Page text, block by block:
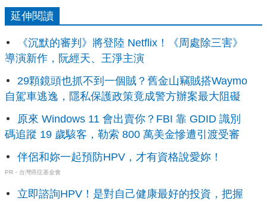
延伸閱讀
《沉默的審判》將登陸 Netflix！《周處除三害》
導演新作，阮經天、王淨主演
29顆鏡頭也抓不到一個賊？舊金山竊賊搭Waymo
自駕車逃逸，隱私保護政策竟成警方辦案最大阻礙
原來 Windows 11 會出賣你？FBI 靠 GDID 識別
碼追蹤 19 歲駭客，勒索 800 萬美金慘遭引渡受審
伴侶和妳一起預防HPV，才有資格說愛妳！
PR・台灣癌症基金會
立即諮詢HPV！是對自己健康最好的投資，把握